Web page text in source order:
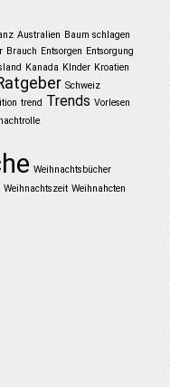
Australien Baum schlagen
Brauch Entsorgen Entsorgung
Kanada KInder Kroatien
Schweiz
trend Trends Vorlesen
Weihnachtsbücher
Weihnachtszeit Weihnahcten